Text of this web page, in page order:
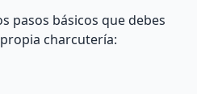
pasos básicos que debes
charcutería: